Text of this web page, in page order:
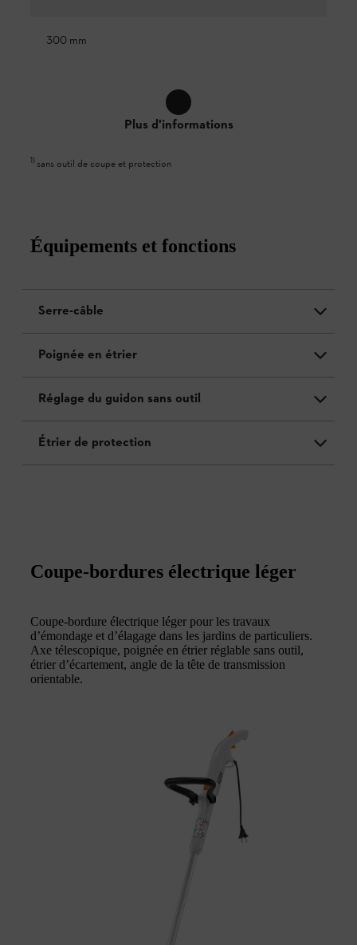
300 mm
Plus d'informations
1) sans outil de coupe et protection
Équipements et fonctions
Serre-câble
Poignée en étrier
Réglage du guidon sans outil
Étrier de protection
Coupe-bordures électrique léger
Coupe-bordure électrique léger pour les travaux
d’émondage et d’élagage dans les jardins de particuliers.
Axe télescopique, poignée en étrier réglable sans outil,
étrier d’écartement, angle de la tête de transmission
orientable.